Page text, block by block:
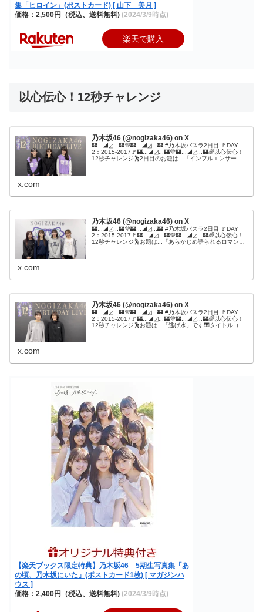
集「ヒロイン」(ポストカード) [ 山下 美月 ]
価格：2,500円（税込、送料無料) (2024/3/9時点)
楽天で購入
以心伝心！12秒チャレンジ
乃木坂46 (@nogizaka46) on X
🏰...◢◿...🏰💜🏰...◢◿...🏰 #乃木坂バスラ2日目 🚩DAY
2：2015-2017🚩🏰...◢◿...🏰💜🏰...◢◿...🏰🌈以心伝心！
12秒チャレンジ🕺2日目のお題は...「インフルエンサー」
x.com
乃木坂46 (@nogizaka46) on X
🏰...◢◿...🏰💜🏰...◢◿...🏰 #乃木坂バスラ2日目 🚩DAY
2：2015-2017🚩🏰...◢◿...🏰💜🏰...◢◿...🏰🌈以心伝心！
12秒チャレンジ🕺お題は...「あらかじめ語られるロマン
x.com
乃木坂46 (@nogizaka46) on X
🏰...◢◿...🏰💜🏰...◢◿...🏰 #乃木坂バスラ2日目 🚩DAY
2：2015-2017🚩🏰...◢◿...🏰💜🏰...◢◿...🏰🌈以心伝心！
12秒チャレンジ🕺お題は...「逃げ水」です🎹タイトルコー
x.com
【楽天ブックス限定特典】乃木坂46 5期生写真集「あ
の頃、乃木坂にいた」(ポストカード1枚) [ マガジンハ
ウス ]
価格：2,400円（税込、送料無料) (2024/3/9時点)